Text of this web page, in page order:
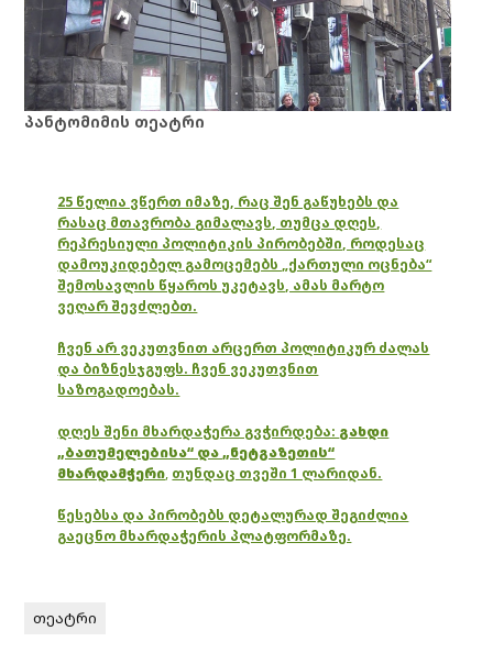
პანტომიმის თეატრი
25 წელია ვწერთ იმაზე, რაც შენ გაწუხებს და
რასაც მთავრობა გიმალავს, თუმცა დღეს,
რეპრესიული პოლიტიკის პირობებში, როდესაც
დამოუკიდებელ გამოცემებს „ქართული ოცნება“
შემოსავლის წყაროს უკეტავს, ამას მარტო
ვეღარ შევძლებთ.
ჩვენ არ ვეკუთვნით არცერთ პოლიტიკურ ძალას
და ბიზნესჯგუფს. ჩვენ ვეკუთვნით
საზოგადოებას.
დღეს შენი მხარდაჭერა გვჭირდება: გახდი
„ბათუმელებისა“ და „ნეტგაზეთის“
მხარდამჭერი, თუნდაც თვეში 1 ლარიდან.
წესებსა და პირობებს დეტალურად შეგიძლია
გაეცნო მხარდაჭერის პლატფორმაზე.
თეატრი